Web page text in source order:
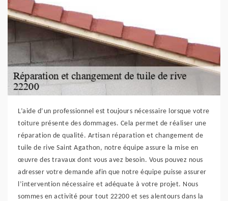
L’aide d’un professionnel est toujours nécessaire lorsque votre
toiture présente des dommages. Cela permet de réaliser une
réparation de qualité. Artisan réparation et changement de
tuile de rive Saint Agathon, notre équipe assure la mise en
œuvre des travaux dont vous avez besoin. Vous pouvez nous
adresser votre demande afin que notre équipe puisse assurer
l’intervention nécessaire et adéquate à votre projet. Nous
sommes en activité pour tout 22200 et ses alentours dans la